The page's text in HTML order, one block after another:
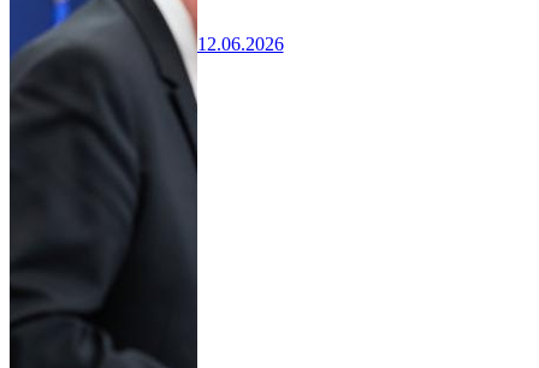
12.06.2026